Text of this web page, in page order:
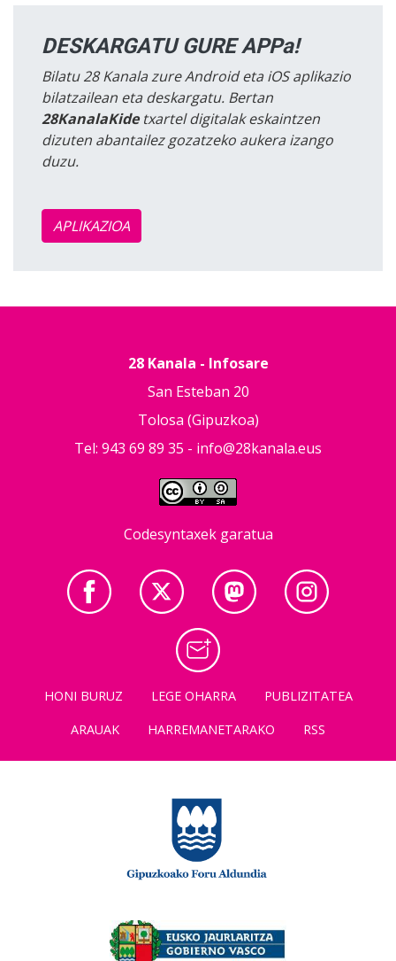
DESKARGATU GURE APPa!
Bilatu 28 Kanala zure Android eta iOS aplikazio
bilatzailean eta deskargatu. Bertan
28KanalaKidetxartel digitalak eskaintzen
dizuten abantailez gozatzeko aukera izango
duzu.
APLIKAZIOA
28 Kanala - Infosare
San Esteban 20
Tolosa (Gipuzkoa)
Tel: 943 69 89 35 - info@28kanala.eus
Codesyntaxek garatua
HONI BURUZ LEGE OHARRA
PUBLIZITATEA
ARAUAK
HARREMANETARAKO RSS